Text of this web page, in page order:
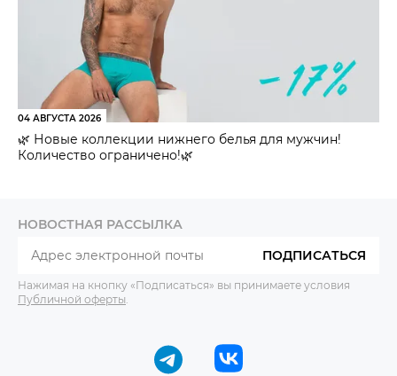
04 АВГУСТА 2026
🌿 Новые коллекции нижнего белья для мужчин!
Количество ограничено!🌿
НОВОСТНАЯ РАССЫЛКА
ПОДПИСАТЬСЯ
Нажимая на кнопку «Подписаться» вы принимаете условия
Публичной оферты